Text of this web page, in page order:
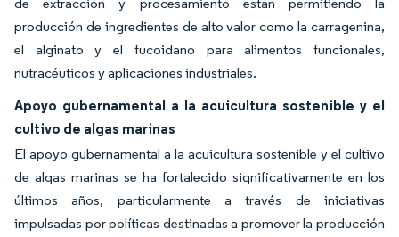
producción de ingredientes de alto valor como la carragenina,
el alginato y el fucoidano para alimentos funcionales,
nutracéuticos y aplicaciones industriales.
Apoyo gubernamental a la acuicultura sostenible y el
cultivo de algas marinas
El apoyo gubernamental a la acuicultura sostenible y el cultivo
de algas marinas se ha fortalecido significativamente en los
últimos años, particularmente a través de iniciativas
impulsadas por políticas destinadas a promover la producción